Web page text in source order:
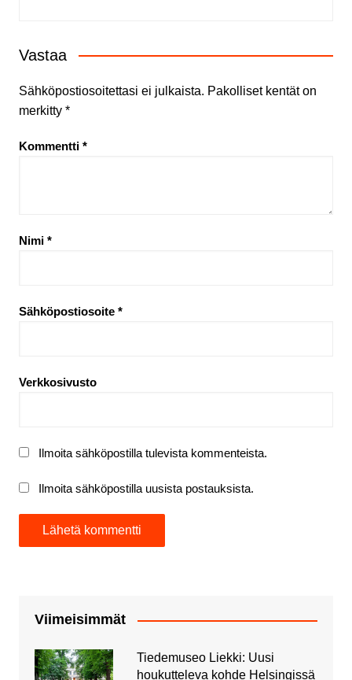
Vastaa
Sähköpostiosoitettasi ei julkaista. Pakolliset kentät on
merkitty *
Kommentti *
Nimi *
Sähköpostiosoite *
Verkkosivusto
Ilmoita sähköpostilla tulevista kommenteista.
Ilmoita sähköpostilla uusista postauksista.
Viimeisimmät
Tiedemuseo Liekki: Uusi
houkutteleva kohde Helsingissä